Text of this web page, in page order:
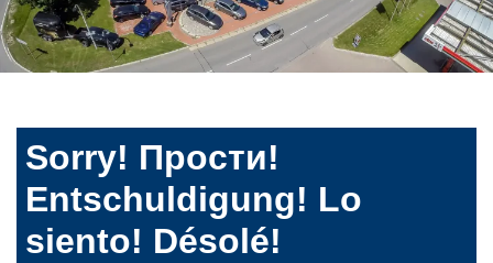
Sorry! Прости!
Entschuldigung! Lo
siento! Désolé!